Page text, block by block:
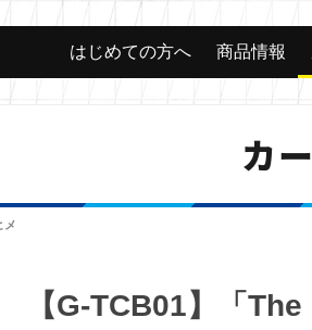
はじめての方へ 商品情報
カ
メ
【G-TCB01】「